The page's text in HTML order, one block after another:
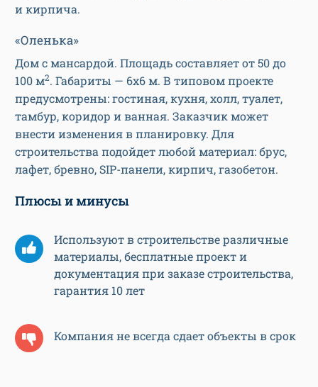
и кирпича.
«Оленька»
Дом с мансардой. Площадь составляет от 50 до
100 м2. Габариты — 6х6 м. В типовом проекте
предусмотрены: гостиная, кухня, холл, туалет,
тамбур, коридор и ванная. Заказчик может
внести изменения в планировку. Для
строительства подойдет любой материал: брус,
лафет, бревно, SIP-панели, кирпич, газобетон.
Плюсы и минусы
Используют в строительстве различные
материалы, бесплатные проект и
документация при заказе строительства,
гарантия 10 лет
Компания не всегда сдает объекты в срок